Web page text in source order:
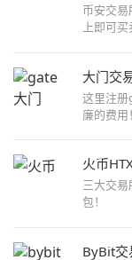
币安交
上即可
大门交
这里注
廉的费用！
火币
三大交易
包！
ByBit交